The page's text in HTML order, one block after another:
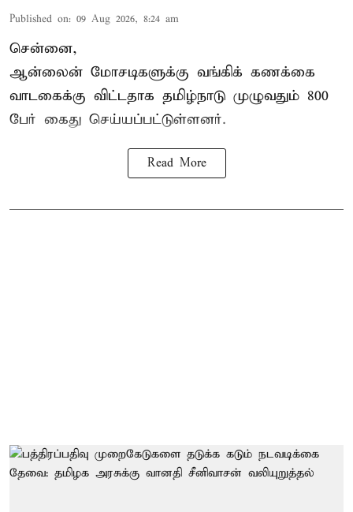
Published on: 09 Aug 2026, 8:24 am
சென்னை,
ஆன்லைன் மோசடிகளுக்கு வங்கிக் கணக்கை
வாடகைக்கு விட்டதாக தமிழ்நாடு முழுவதும் 800
பேர் கைது செய்யப்பட்டுள்ளனர்.
Read More